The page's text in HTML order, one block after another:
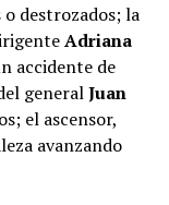
destrozados; la
Adriana
accidente de
generalJuan
el ascensor,
avanzando